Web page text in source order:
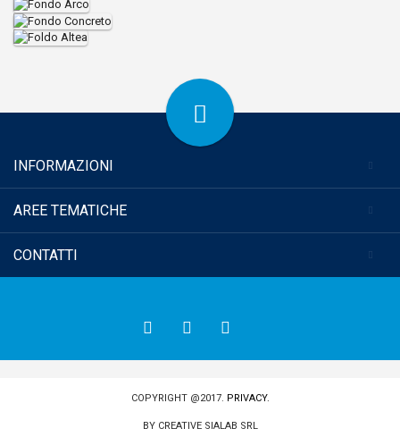
INFORMAZIONI
AREE TEMATICHE
CONTATTI
COPYRIGHT @2017. PRIVACY.
BY CREATIVE SIALAB SRL